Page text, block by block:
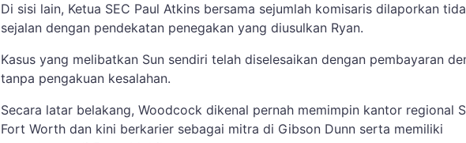
Di sisi lain, Ketua SEC Paul Atkins bersama sejumlah komisaris dilaporkan
sejalan dengan pendekatan penegakan yang diusulkan Ryan.
Kasus yang melibatkan Sun sendiri telah diselesaikan dengan pembayaran
tanpa pengakuan kesalahan.
Secara latar belakang, Woodcock dikenal pernah memimpin kantor regional
Fort Worth dan kini berkarier sebagai mitra di Gibson Dunn serta memiliki